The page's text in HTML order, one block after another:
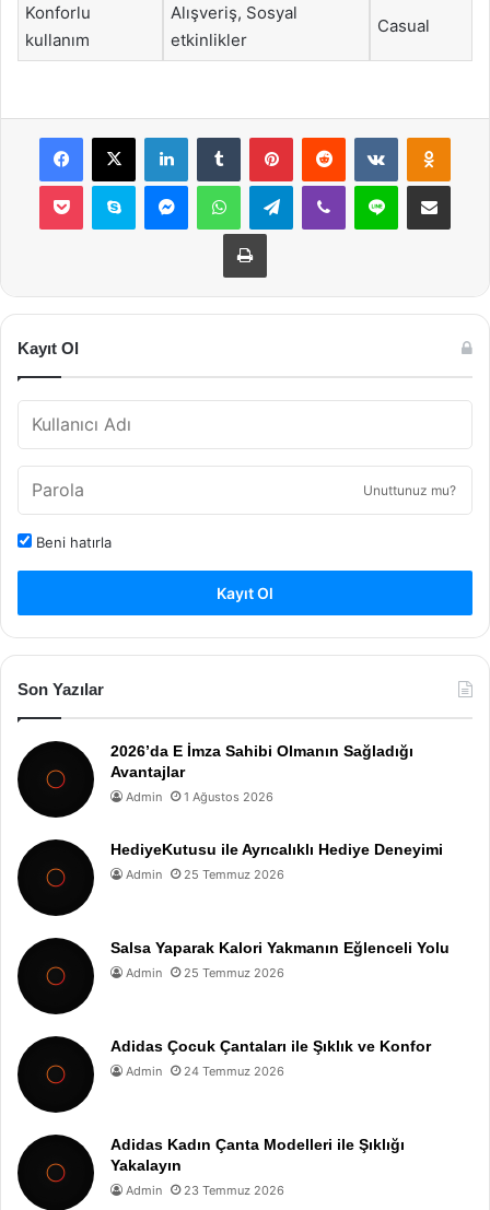
Konforlu
kullanım
Alışveriş, Sosyal
etkinlikler
Casual
Facebook
X LinkedInTumblr PinterestReddit VKontakte
Pocket Skype MessengerWhatsAppTelegramViber Line E-Posta ile
Yazdır
Kayıt Ol
Unuttunuz mu?
Beni hatırla
Kayıt Ol
Son Yazılar
2026’da E İmza Sahibi Olmanın Sağladığı
Avantajlar
Admin 1 Ağustos 2026
HediyeKutusu ile Ayrıcalıklı Hediye Deneyimi
Admin 25 Temmuz 2026
Salsa Yaparak Kalori Yakmanın Eğlenceli Yolu
Admin 25 Temmuz 2026
Adidas Çocuk Çantaları ile Şıklık ve Konfor
Admin 24 Temmuz 2026
Adidas Kadın Çanta Modelleri ile Şıklığı
Yakalayın
Admin 23 Temmuz 2026